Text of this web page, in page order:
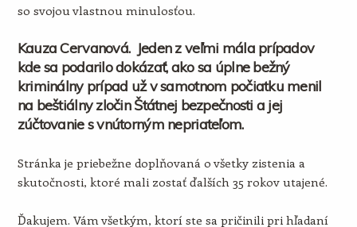
so svojou vlastnou minulosťou.
Kauza Cervanová. Jeden z veľmi mála prípadov
kde sa podarilo dokázať, ako sa úplne bežný
kriminálny prípad už v samotnom počiatku menil
na beštiálny zločin Štátnej bezpečnosti a jej
zúčtovanie s vnútorným nepriateľom.
Stránka je priebežne doplňovaná o všetky zistenia a
skutočnosti, ktoré mali zostať ďalších 35 rokov utajené.
Ďakujem. Vám všetkým, ktorí ste sa pričinili pri hľadaní